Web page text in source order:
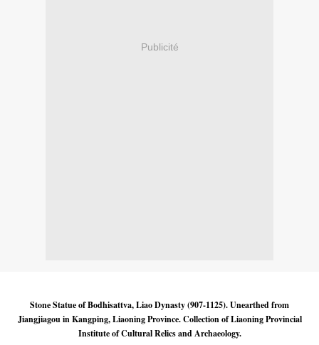
Publicité
Stone Statue of Bodhisattva, Liao Dynasty (907-1125). Unearthed from
Jiangjiagou in Kangping, Liaoning Province. Collection of Liaoning Provincial
Institute of Cultural Relics and Archaeology.